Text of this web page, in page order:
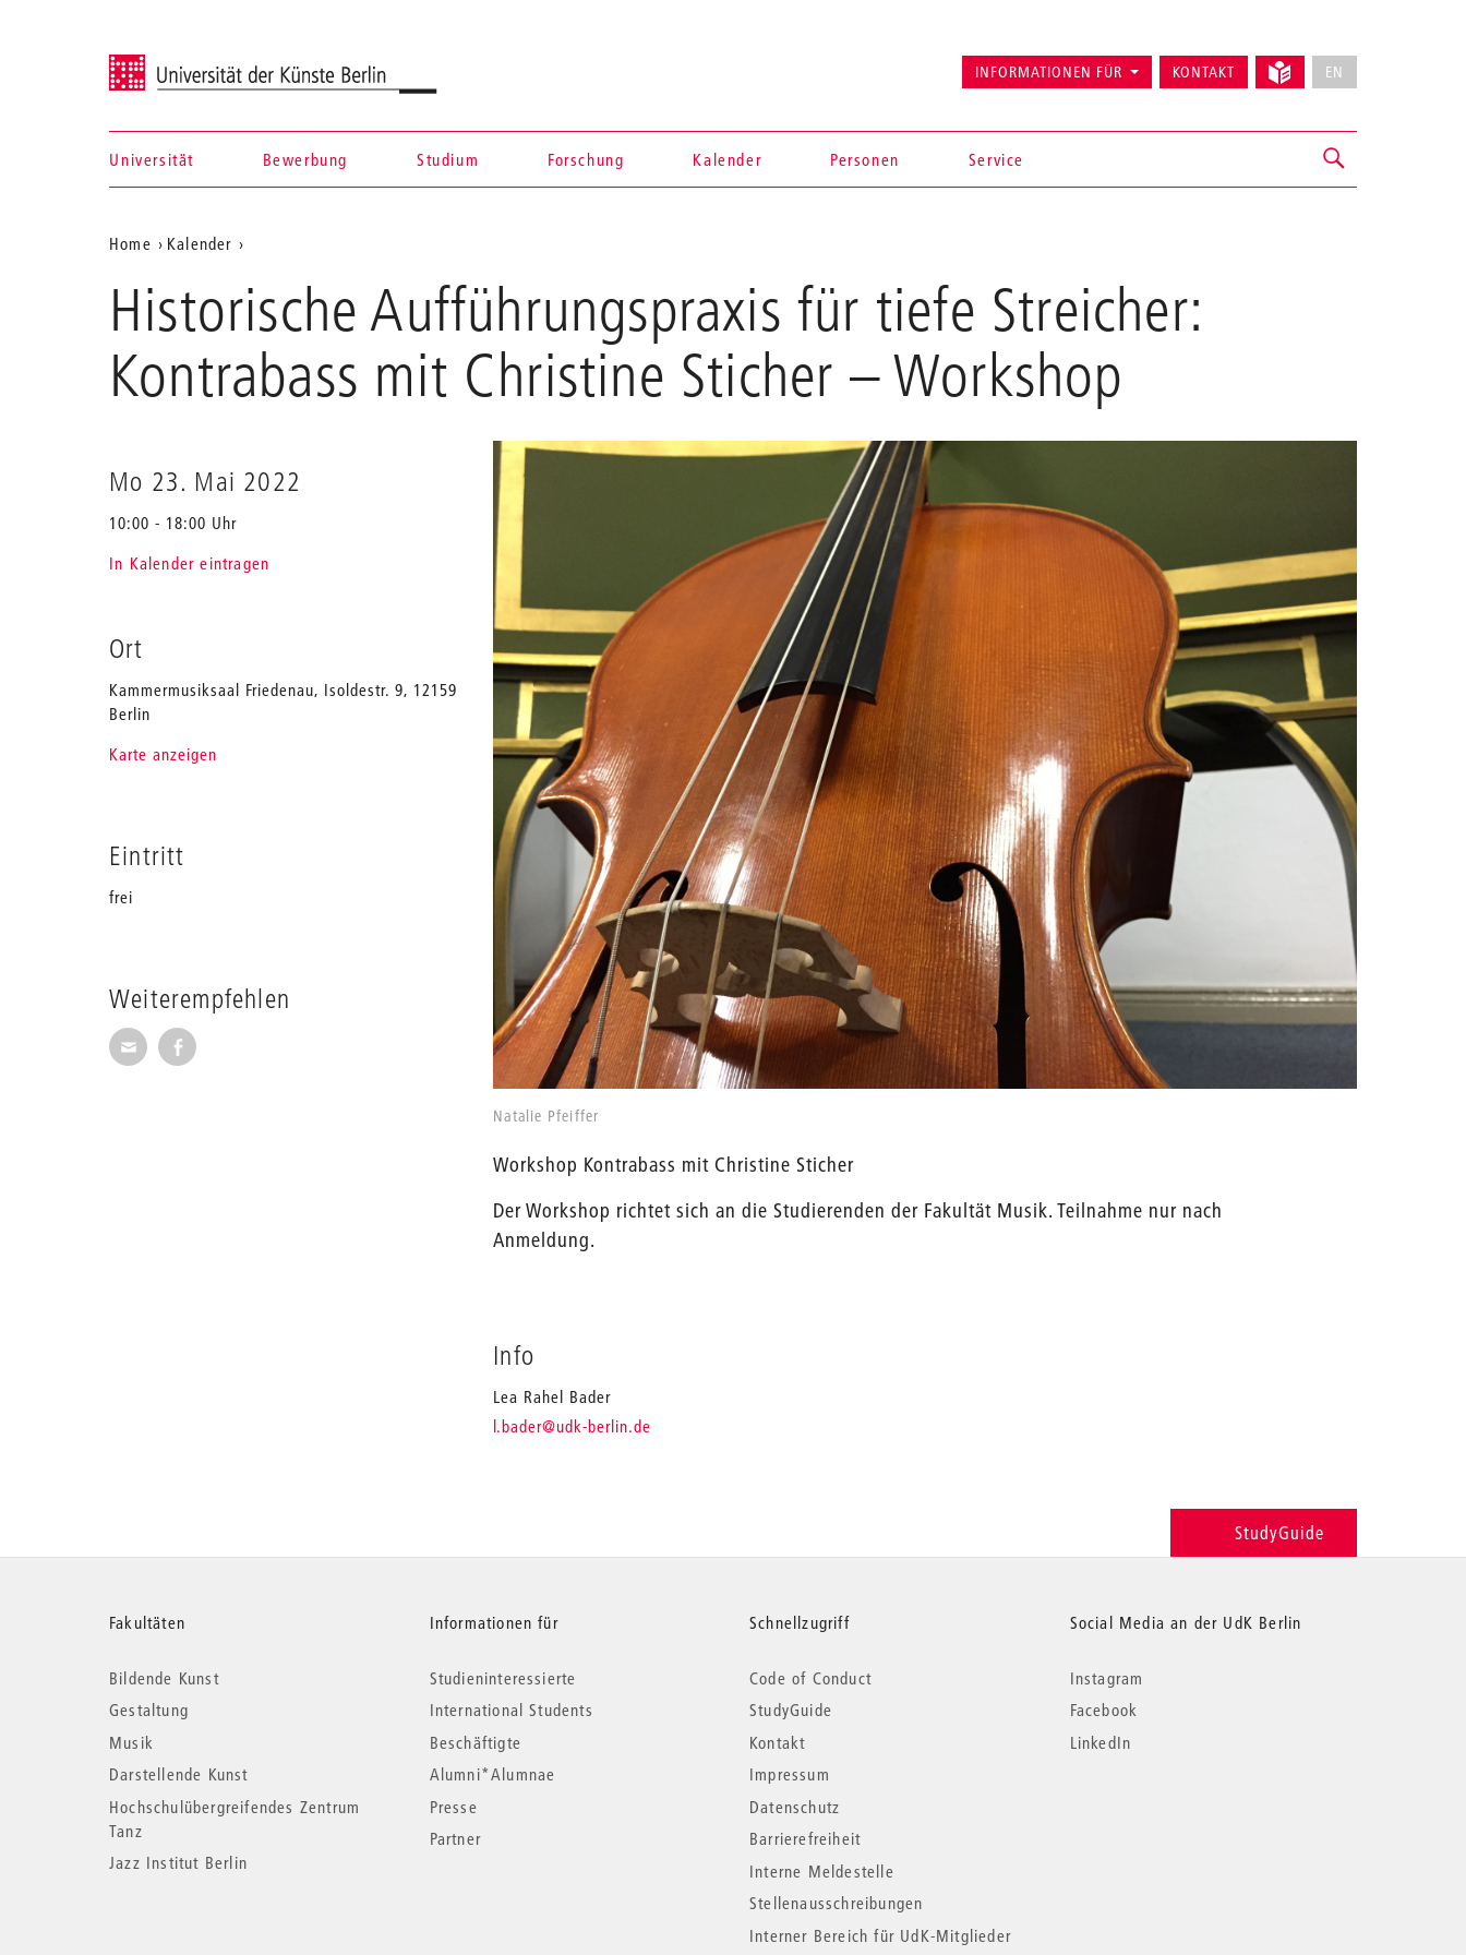
Universität der Künste Berlin
Navigation &
Suche
Universität Bewerbung Studium Forschung Kalender Personen Service
INFORMATIONEN FÜR KONTAKT EN
Aktuelle
Position
auf
der
Webseite
Home
Kalender
Aufführungspraxis
für
tiefe
Streicher:
Kontrabass
Historische Aufführungspraxis für tiefe Streicher:
Kontrabass mit Christine Sticher – Workshop
Mo 23. Mai 2022
10:00 - 18:00 Uhr
In Kalender eintragen
Ort
Kammermusiksaal Friedenau, Isoldestr. 9, 12159
Berlin
Karte anzeigen
Eintritt
frei
Weiterempfehlen
Seite per E-Mail weiterempfehlen
Seite auf Facebook weiterempfehlen
Natalie Pfeiffer
Workshop Kontrabass mit Christine Sticher
Der Workshop richtet sich an die Studierenden der Fakultät Musik. Teilnahme nur nach
Anmeldung.
Info
Lea Rahel Bader
l.bader_
@udk-berlin.de
StudyGuide
Weitere
Informationen
Fakultäten
Bildende Kunst
Gestaltung
Musik
Darstellende Kunst
Hochschulübergreifendes Zentrum
Tanz
Jazz Institut Berlin
Informationen für
Studieninteressierte
International Students
Beschäftigte
Alumni*Alumnae
Presse
Partner
Schnellzugriff
Code of Conduct
StudyGuide
Kontakt
Impressum
Datenschutz
Barrierefreiheit
Interne Meldestelle
Stellenausschreibungen
Interner Bereich für UdK-Mitglieder
Social Media an der UdK Berlin
Instagram
Facebook
LinkedIn